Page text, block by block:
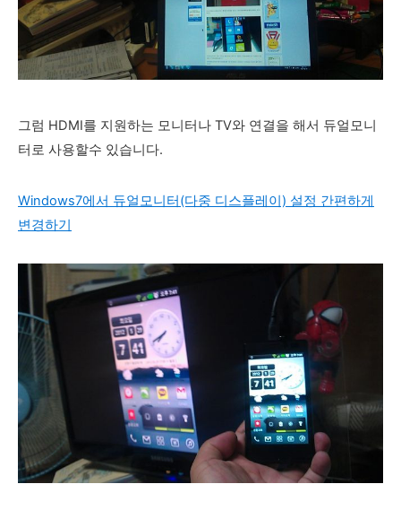
그럼 HDMI를 지원하는 모니터나 TV와 연결을 해서 듀얼모니
터로 사용할수 있습니다.
Windows7에서 듀얼모니터(다중 디스플레이) 설정 간편하게
변경하기